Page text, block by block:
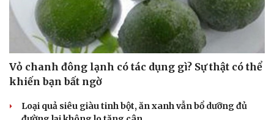
Vỏ chanh đông lạnh có tác dụng gì? Sự thật có thể
khiến bạn bất ngờ
Loại quả siêu giàu tinh bột, ăn xanh vẫn bổ dưỡng đủ